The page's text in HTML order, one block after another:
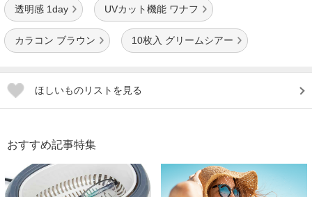
透明感 1day UVカット機能 ワナフ
カラコン ブラウン 10枚入 グリームシアー
ほしいものリストを見る
おすすめ記事特集